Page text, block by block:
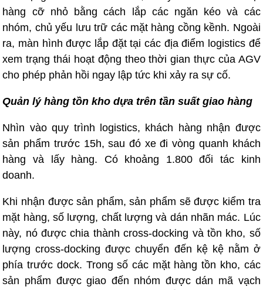
hàng cỡ nhỏ bằng cách lắp các ngăn kéo và các
nhóm, chủ yếu lưu trữ các mặt hàng cồng kềnh. Ngoài
ra, màn hình được lắp đặt tại các địa điểm logistics để
xem trạng thái hoạt động theo thời gian thực của AGV
cho phép phản hồi ngay lập tức khi xảy ra sự cố.
Quản lý hàng tồn kho dựa trên tần suất giao hàng
Nhìn vào quy trình logistics, khách hàng nhận được
sản phẩm trước 15h, sau đó xe đi vòng quanh khách
hàng và lấy hàng. Có khoảng 1.800 đối tác kinh
doanh.
Khi nhận được sản phẩm, sản phẩm sẽ được kiểm tra
mặt hàng, số lượng, chất lượng và dán nhãn mác. Lúc
này, nó được chia thành cross-docking và tồn kho, số
lượng cross-docking được chuyển đến kệ kệ nằm ở
phía trước dock. Trong số các mặt hàng tồn kho, các
sản phẩm được giao đến nhóm được dán mã vạch